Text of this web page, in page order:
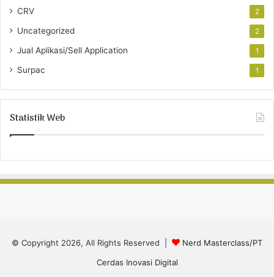
CRV 2
Uncategorized 2
Jual Aplikasi/Sell Application 1
Surpac 1
Statistik Web
© Copyright 2026, All Rights Reserved |
Nerd Masterclass/PT
Cerdas Inovasi Digital